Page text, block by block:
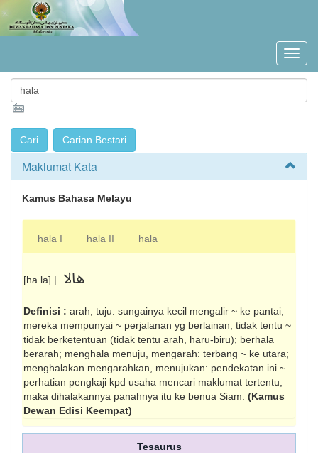
Maklumat Kata
Kamus Bahasa Melayu
hala I hala II hala
[ha.la] | هالا
Definisi : arah, tuju: sungainya kecil mengalir ~ ke pantai;
mereka mempunyai ~ perjalanan yg berlainan; tidak tentu ~
tidak berketentuan (tidak tentu arah, haru-biru); berhala
berarah; menghala menuju, mengarah: terbang ~ ke utara;
menghalakan mengarahkan, menujukan: pendekatan ini ~
perhatian pengkaji kpd usaha mencari maklumat tertentu;
maka dihalakannya panahnya itu ke benua Siam. (Kamus
Dewan Edisi Keempat)
Tesaurus